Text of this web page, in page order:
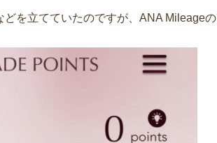
を立てていたのですが、ANA Mileage